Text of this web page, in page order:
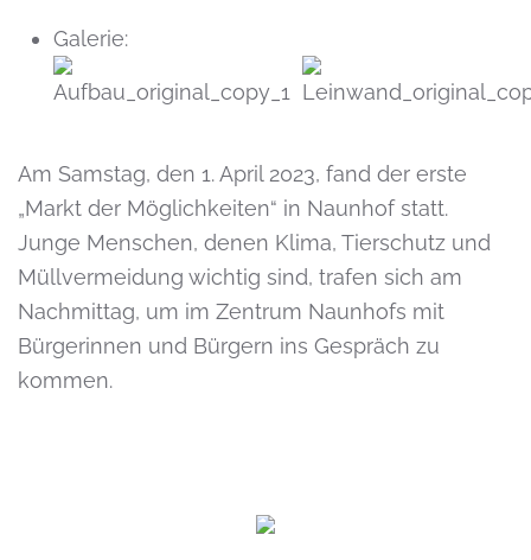
Galerie:
Am Samstag, den 1. April 2023, fand der erste
„Markt der Möglichkeiten“ in Naunhof statt.
Junge Menschen, denen Klima, Tierschutz und
Müllvermeidung wichtig sind, trafen sich am
Nachmittag, um im Zentrum Naunhofs mit
Bürgerinnen und Bürgern ins Gespräch zu
kommen.